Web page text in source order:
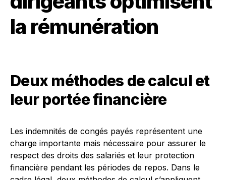
la rémunération
Deux méthodes de calcul et
leur portée financière
Les indemnités de congés payés représentent une
charge importante mais nécessaire pour assurer le
respect des droits des salariés et leur protection
financière pendant les périodes de repos. Dans le